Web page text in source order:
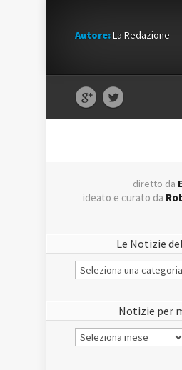
Autore:La Redazione
diretto da
ideato e curato da
Le Notizie
Le
Notizie
Notizie per
Notizie
per